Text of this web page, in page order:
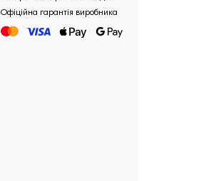
Офіційна гарантія виробника